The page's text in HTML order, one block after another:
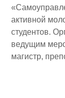
активной
студентов.
ведущим
магистр,